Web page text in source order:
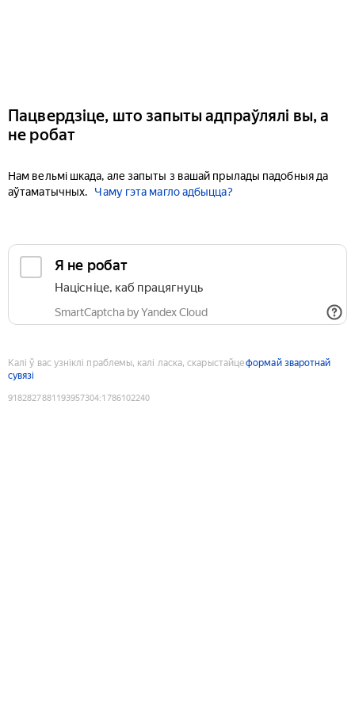
Пацвердзіце, што запыты адпраўлялі вы, а
не робат
Нам вельмі шкада, але запыты з вашай прылады падобныя да
аўтаматычных.
Чаму гэта магло адбыцца?
Я не робат
Націсніце, каб працягнуць
SmartCaptcha by Yandex Cloud
Калі ў вас узніклі праблемы, калі ласка, скарыстайцеформай зваротнай
сувязі
9182827881193957304:1786102240